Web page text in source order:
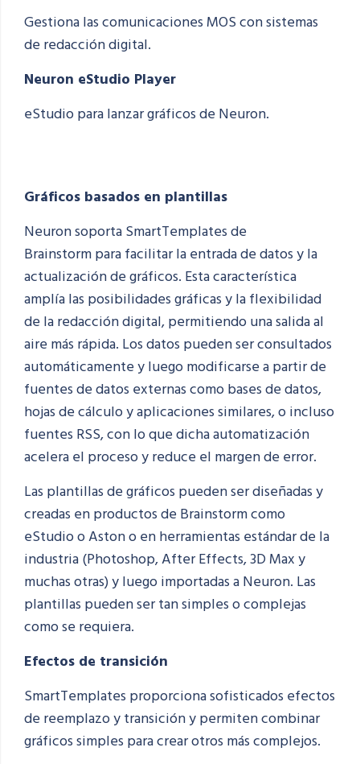
Gestiona las comunicaciones MOS con sistemas
de redacción digital.
Neuron eStudio Player
eStudiopara lanzar gráficos de Neuron.
Gráficos basados en plantillas
Neuron soporta SmartTemplates de
Brainstormpara facilitar la entrada de datos y la
actualización de gráficos. Esta característica
amplía las posibilidades gráficas y la flexibilidad
de la redacción digital, permitiendo una salida al
aire más rápida. Los datos pueden ser consultados
automáticamente y luego modificarse a partir de
fuentes de datos externas como bases de datos,
hojas de cálculo y aplicaciones similares, o incluso
fuentes RSS, con lo que dicha automatización
acelera el proceso y reduce el margen de error.
Las plantillas de gráficos pueden ser diseñadas y
creadas en productos de Brainstorm como
eStudioo Aston o en herramientas estándar de la
industria (Photoshop, After Effects, 3D Max y
muchas otras) y luego importadas a Neuron. Las
plantillas pueden ser tan simples o complejas
como se requiera.
Efectos de transición
SmartTemplates proporciona sofisticados efectos
de reemplazo y transición y permiten combinar
gráficos simples para crear otros más complejos.